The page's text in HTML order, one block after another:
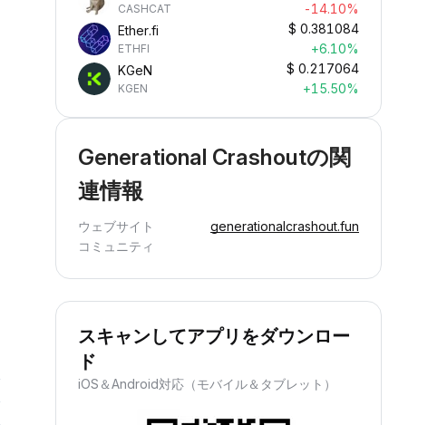
CASHCAT
-14.10%
Ether.fi
ETHFI
$ 0.381084
+6.10%
KGeN
KGEN
$ 0.217064
+15.50%
Generational Crashoutの関
連情報
ウェブサイト
generationalcrashout.fun
コミュニティ
スキャンしてアプリをダウンロー
ド
iOS＆Android対応（モバイル＆タブレット）